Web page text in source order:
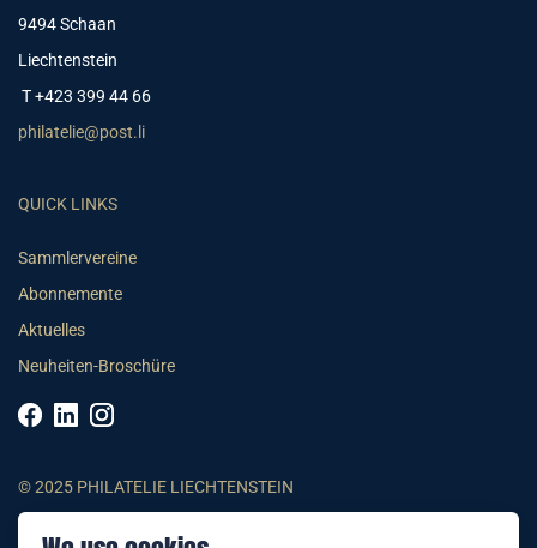
9494 Schaan
Liechtenstein
T +423 399 44 66
philatelie@post.li
QUICK LINKS
Sammlervereine
Abonnemente
Aktuelles
Neuheiten-Broschüre
© 2025 PHILATELIE LIECHTENSTEIN
AGB